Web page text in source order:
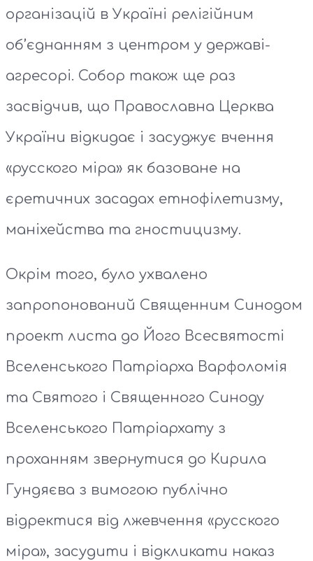
організацій в Україні релігійним
об’єднанням з центром у державі-
агресорі. Собор також ще раз
засвідчив, що Православна Церква
України відкидає і засуджує вчення
«русского міра» як базоване на
єретичних засадах етнофілетизму,
маніхейства та гностицизму.
Окрім того, було ухвалено
запропонований Священним Синодом
проект листа до Його Всесвятості
Вселенського Патріарха Варфоломія
та Святого і Священного Синоду
Вселенського Патріархату з
проханням звернутися до Кирила
Гундяєва з вимогою публічно
відректися від лжевчення «русского
міра», засудити і відкликати наказ